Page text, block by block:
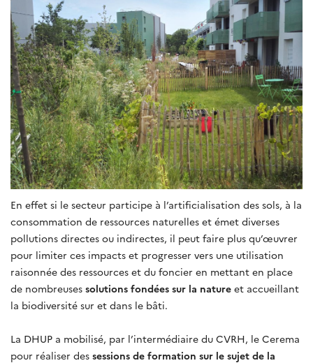
En effet si le secteur participe à l’artificialisation des sols, à la
consommation de ressources naturelles et émet diverses
pollutions directes ou indirectes, il peut faire plus qu’œuvrer
pour limiter ces impacts et progresser vers une utilisation
raisonnée des ressources et du foncier en mettant en place
de nombreuses solutions fondées sur la nature et accueillant
la biodiversité sur et dans le bâti.
La DHUP a mobilisé, par l’intermédiaire du CVRH, le Cerema
pour réaliser des sessions de formation sur le sujet de la